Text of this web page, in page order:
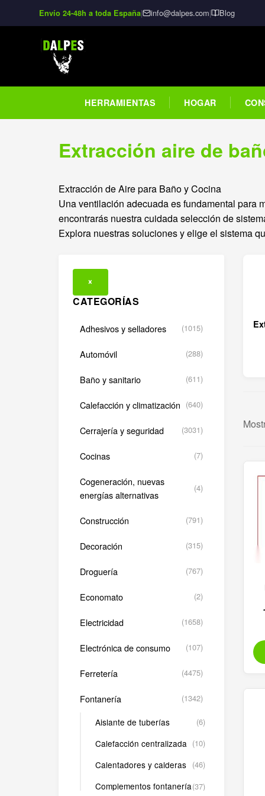
Envío 24-48h a toda España| info@dalpes.com| Blog
HERRAMIENTAS HOGAR
Extracción aire de
Extracción de Aire para Baño y Cocina
Una ventilación adecuada es fundamental para
encontrarás nuestra cuidada selección de
Explora nuestras soluciones y elige el sistema
×
CATEGORÍAS
Adhesivos y selladores (1015)
Automóvil (288)
Baño y sanitario (611)
Calefacción y climatización (640)
Cerrajería y seguridad (3031)
Cocinas (7)
Cogeneración, nuevas
energías alternativas
(4)
Construcción (791)
Decoración (315)
Droguería (767)
Economato (2)
Electricidad (1658)
Electrónica de consumo (107)
Ferretería (4475)
Fontanería (1342)
Aislante de tuberías (6)
Calefacción centralizada (10)
Calentadores y calderas (46)
Complementos fontanería(37)